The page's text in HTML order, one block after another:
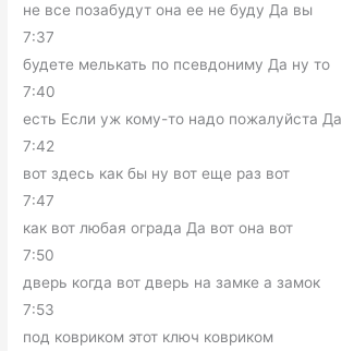
не все позабудут она ее не буду Да вы
7:37
будете мелькать по псевдониму Да ну то
7:40
есть Если уж кому-то надо пожалуйста Да
7:42
вот здесь как бы ну вот еще раз вот
7:47
как вот любая ограда Да вот она вот
7:50
дверь когда вот дверь на замке а замок
7:53
под ковриком этот ключ ковриком